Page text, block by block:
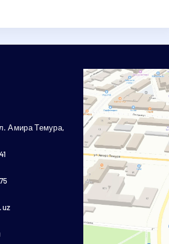
Амира Темура,